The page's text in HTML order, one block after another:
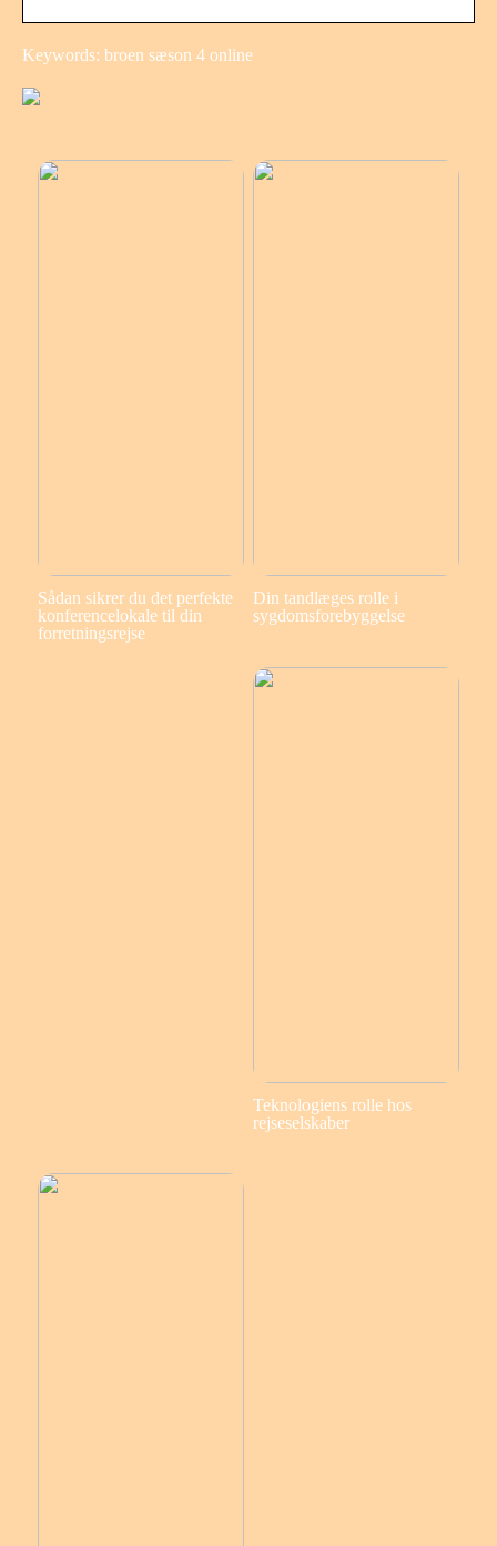
Keywords: broen sæson 4 online
Sådan sikrer du det perfekte
konferencelokale til din
forretningsrejse
Din tandlæges rolle i
sygdomsforebyggelse
Teknologiens rolle hos
rejseselskaber